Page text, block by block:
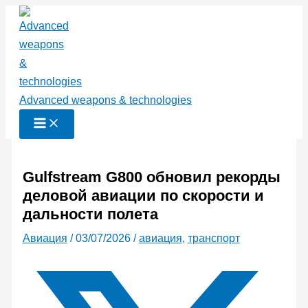
Перейти
содержимому
Advanced weapons & technologies
Gulfstream G800 обновил рекорды
деловой авиации по скорости и
дальности полета
Авиация /03/07/2026 /авиация, транспорт